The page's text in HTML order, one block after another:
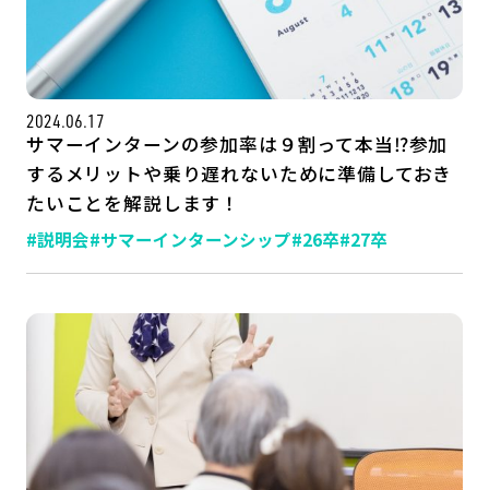
公式SNSはこちら
2024.06.17
サマーインターンの参加率は９割って本当⁉参加
するメリットや乗り遅れないために準備しておき
たいことを解説します！
#説明会#サマーインターンシップ#26卒#27卒